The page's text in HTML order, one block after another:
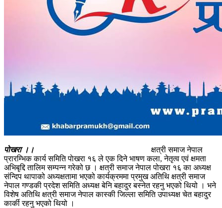
पोखरा ।। क्षत्री समाज नेपाल
प्रारम्भिक कार्य समिति पाेखरा १६ ले एक दिने भाषण कला, नेतृत्व एवं क्षमता
अभिबृद्दि तालिम सम्पन्न गरेको छ । क्षत्री समाज नेपाल पोखरा १६ का अध्यक्ष
संन्दिप थापाको अध्यक्षतामा भएको कार्यक्रममा प्रमुख अतिथि क्षत्री समाज
नेपाल गण्डकी प्रदेश समिति अध्यक्ष बेनि बहादुर बस्नेत रहनु भएको थियो । भने
विशेष अतिथि क्षत्री समाज नेपाल कास्की जिल्ला समिति उपाध्यक्ष चेत बहादुर
कार्की रहनु भएको थियो ।